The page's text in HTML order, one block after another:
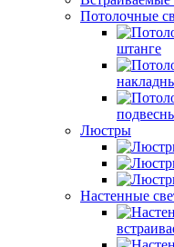
Потолочные
штанге
Люстры
Настенные